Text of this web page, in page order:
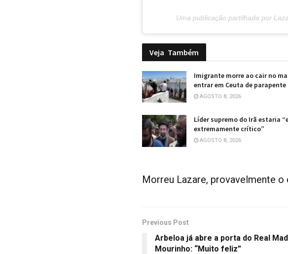
Uma publicação partilhada por
Veja Também
Imigrante morre ao cair no
entrar em Ceuta de parapente
AGOSTO 8, 2026
Líder supremo do Irã estaria
extremamente crítico”
AGOSTO 8, 2026
Morreu Lazare, provavelmente
Previous Post
Arbeloa já abre a porta do Real
Mourinho: “Muito feliz”